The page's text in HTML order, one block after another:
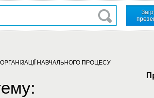
НАВЧАЛЬНОГО ПРОЦЕСУ